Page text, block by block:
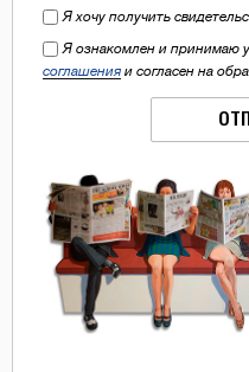
Я хочу получить
Я ознакомлен и принимаю
соглашения и согласен на